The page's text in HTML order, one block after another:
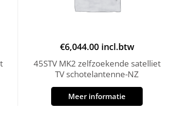
€6,044.00 incl.btw
45STV MK2 zelfzoekende satelliet
TV schotelantenne-NZ
Meer informatie